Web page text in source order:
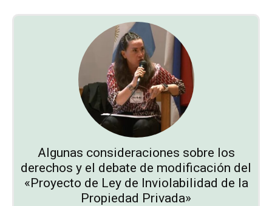
Algunas consideraciones sobre los
derechos y el debate de modificación del
«Proyecto de Ley de Inviolabilidad de la
Propiedad Privada»